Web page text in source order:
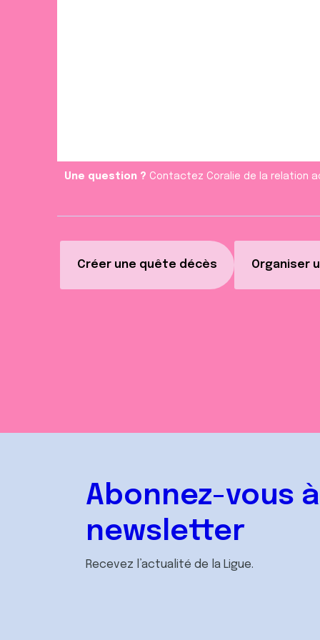
Créer une quête décès Organiser
Une question ? Contactez Coralie de la relation
Abonnez-vous
newsletter
Recevez l’actualité de la Ligue.